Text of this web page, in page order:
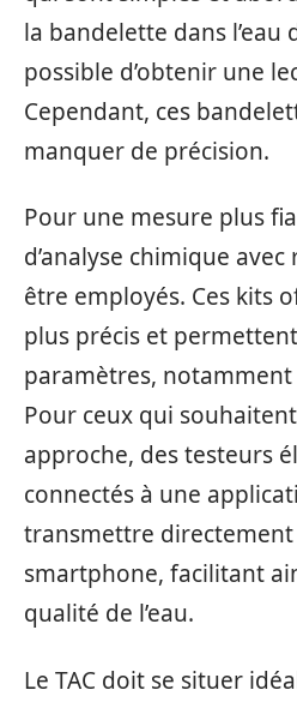
la bandelette dans l’eau
possible d’obtenir une
Cependant, ces
manquer de précision.
Pour une mesure plus
d’analyse chimique
être employés. Ces kits
plus précis et
paramètres,
Pour ceux qui
approche, des testeurs
connectés à une
transmettre
smartphone, facilitant
qualité de l’eau.
Le TAC doit se situer